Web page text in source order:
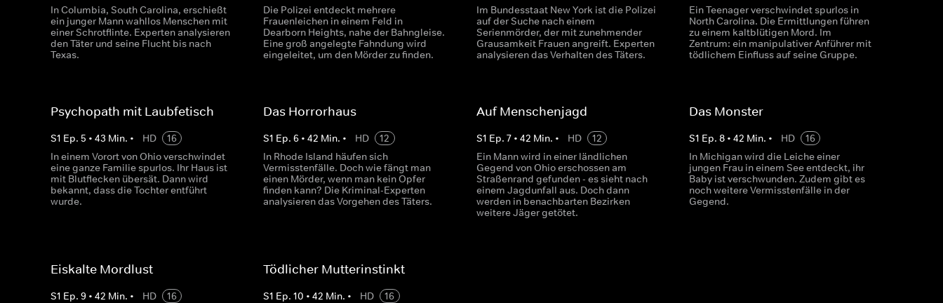
In Columbia, South Carolina, erschießt
ein junger Mann wahllos Menschen mit
einer Schrotflinte. Experten analysieren
den Täter und seine Flucht bis nach
Texas.
Die Polizei entdeckt mehrere
Frauenleichen in einem Feld in
Dearborn Heights, nahe der Bahngleise.
Eine groß angelegte Fahndung wird
eingeleitet, um den Mörder zu finden.
Im Bundesstaat New York ist die Polizei
auf der Suche nach einem
Serienmörder, der mit zunehmender
Grausamkeit Frauen angreift. Experten
analysieren das Verhalten des Täters.
Ein Teenager verschwindet spurlos in
North Carolina. Die Ermittlungen führen
zu einem kaltblütigen Mord. Im
Zentrum: ein manipulativer Anführer mit
tödlichem Einfluss auf seine Gruppe.
Psychopath mit Laubfetisch
S1 Ep. 5 • 43 Min. • HD
16
In einem Vorort von Ohio verschwindet
eine ganze Familie spurlos. Ihr Haus ist
mit Blutflecken übersät. Dann wird
bekannt, dass die Tochter entführt
wurde.
Das Horrorhaus
S1 Ep.6 •42 Min. • HD
12
In Rhode Island häufen sich
Vermisstenfälle. Doch wie fängt man
einen Mörder, wenn man kein Opfer
finden kann? Die Kriminal-Experten
analysieren das Vorgehen des Täters.
Auf Menschenjagd
S1 Ep. 7• 42 Min. • HD
12
Ein Mann wird in einer ländlichen
Gegend von Ohio erschossen am
Straßenrand gefunden - es sieht nach
einem Jagdunfall aus. Doch dann
werden in benachbarten Bezirken
weitere Jäger getötet.
Das Monster
S1 Ep. 8• 42 Min. • HD
16
In Michigan wird die Leiche einer
jungen Frau in einem See entdeckt, ihr
Baby ist verschwunden. Zudem gibt es
noch weitere Vermisstenfälle in der
Gegend.
Eiskalte Mordlust
S1 Ep. 9 • 42 Min. • HD
16
Tödlicher Mutterinstinkt
S1 Ep.10 •42 Min. • HD
16